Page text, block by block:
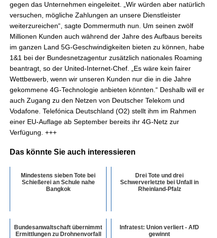
gegen das Unternehmen eingeleitet. „Wir würden aber natürlich
versuchen, mögliche Zahlungen an unsere Dienstleister
weiterzureichen“, sagte Dommermuth nun. Um seinen zwölf
Millionen Kunden auch während der Jahre des Aufbaus bereits
im ganzen Land 5G-Geschwindigkeiten bieten zu können, habe
1&1 bei der Bundesnetzagentur zusätzlich nationales Roaming
beantragt, so der United-Internet-Chef. „Es wäre kein fairer
Wettbewerb, wenn wir unseren Kunden nur die in die Jahre
gekommene 4G-Technologie anbieten könnten.“ Deshalb will er
auch Zugang zu den Netzen von Deutscher Telekom und
Vodafone. Telefónica Deutschland (O2) stellt ihm im Rahmen
einer EU-Auflage ab September bereits ihr 4G-Netz zur
Verfügung. +++
Das könnte Sie auch interessieren
Mindestens sieben Tote bei
Schießerei an Schule nahe
Bangkok
Drei Tote und drei
Schwerverletzte bei Unfall in
Rheinland-Pfalz
Bundesanwaltschaft übernimmt
Ermittlungen zu Drohnenvorfall
Infratest: Union verliert - AfD
gewinnt